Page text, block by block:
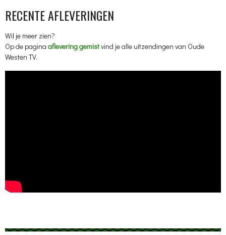
RECENTE AFLEVERINGEN
Wil je meer zien?
Op de pagina aflevering gemistvind je alle uitzendingen van Oude
Westen TV.